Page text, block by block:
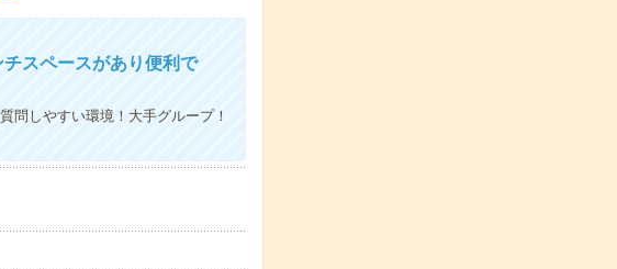
スペースがあり便利で
問しやすい環境！大手グループ！